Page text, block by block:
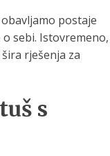
postaje
sebi. Istovremeno,
rješenja za
s